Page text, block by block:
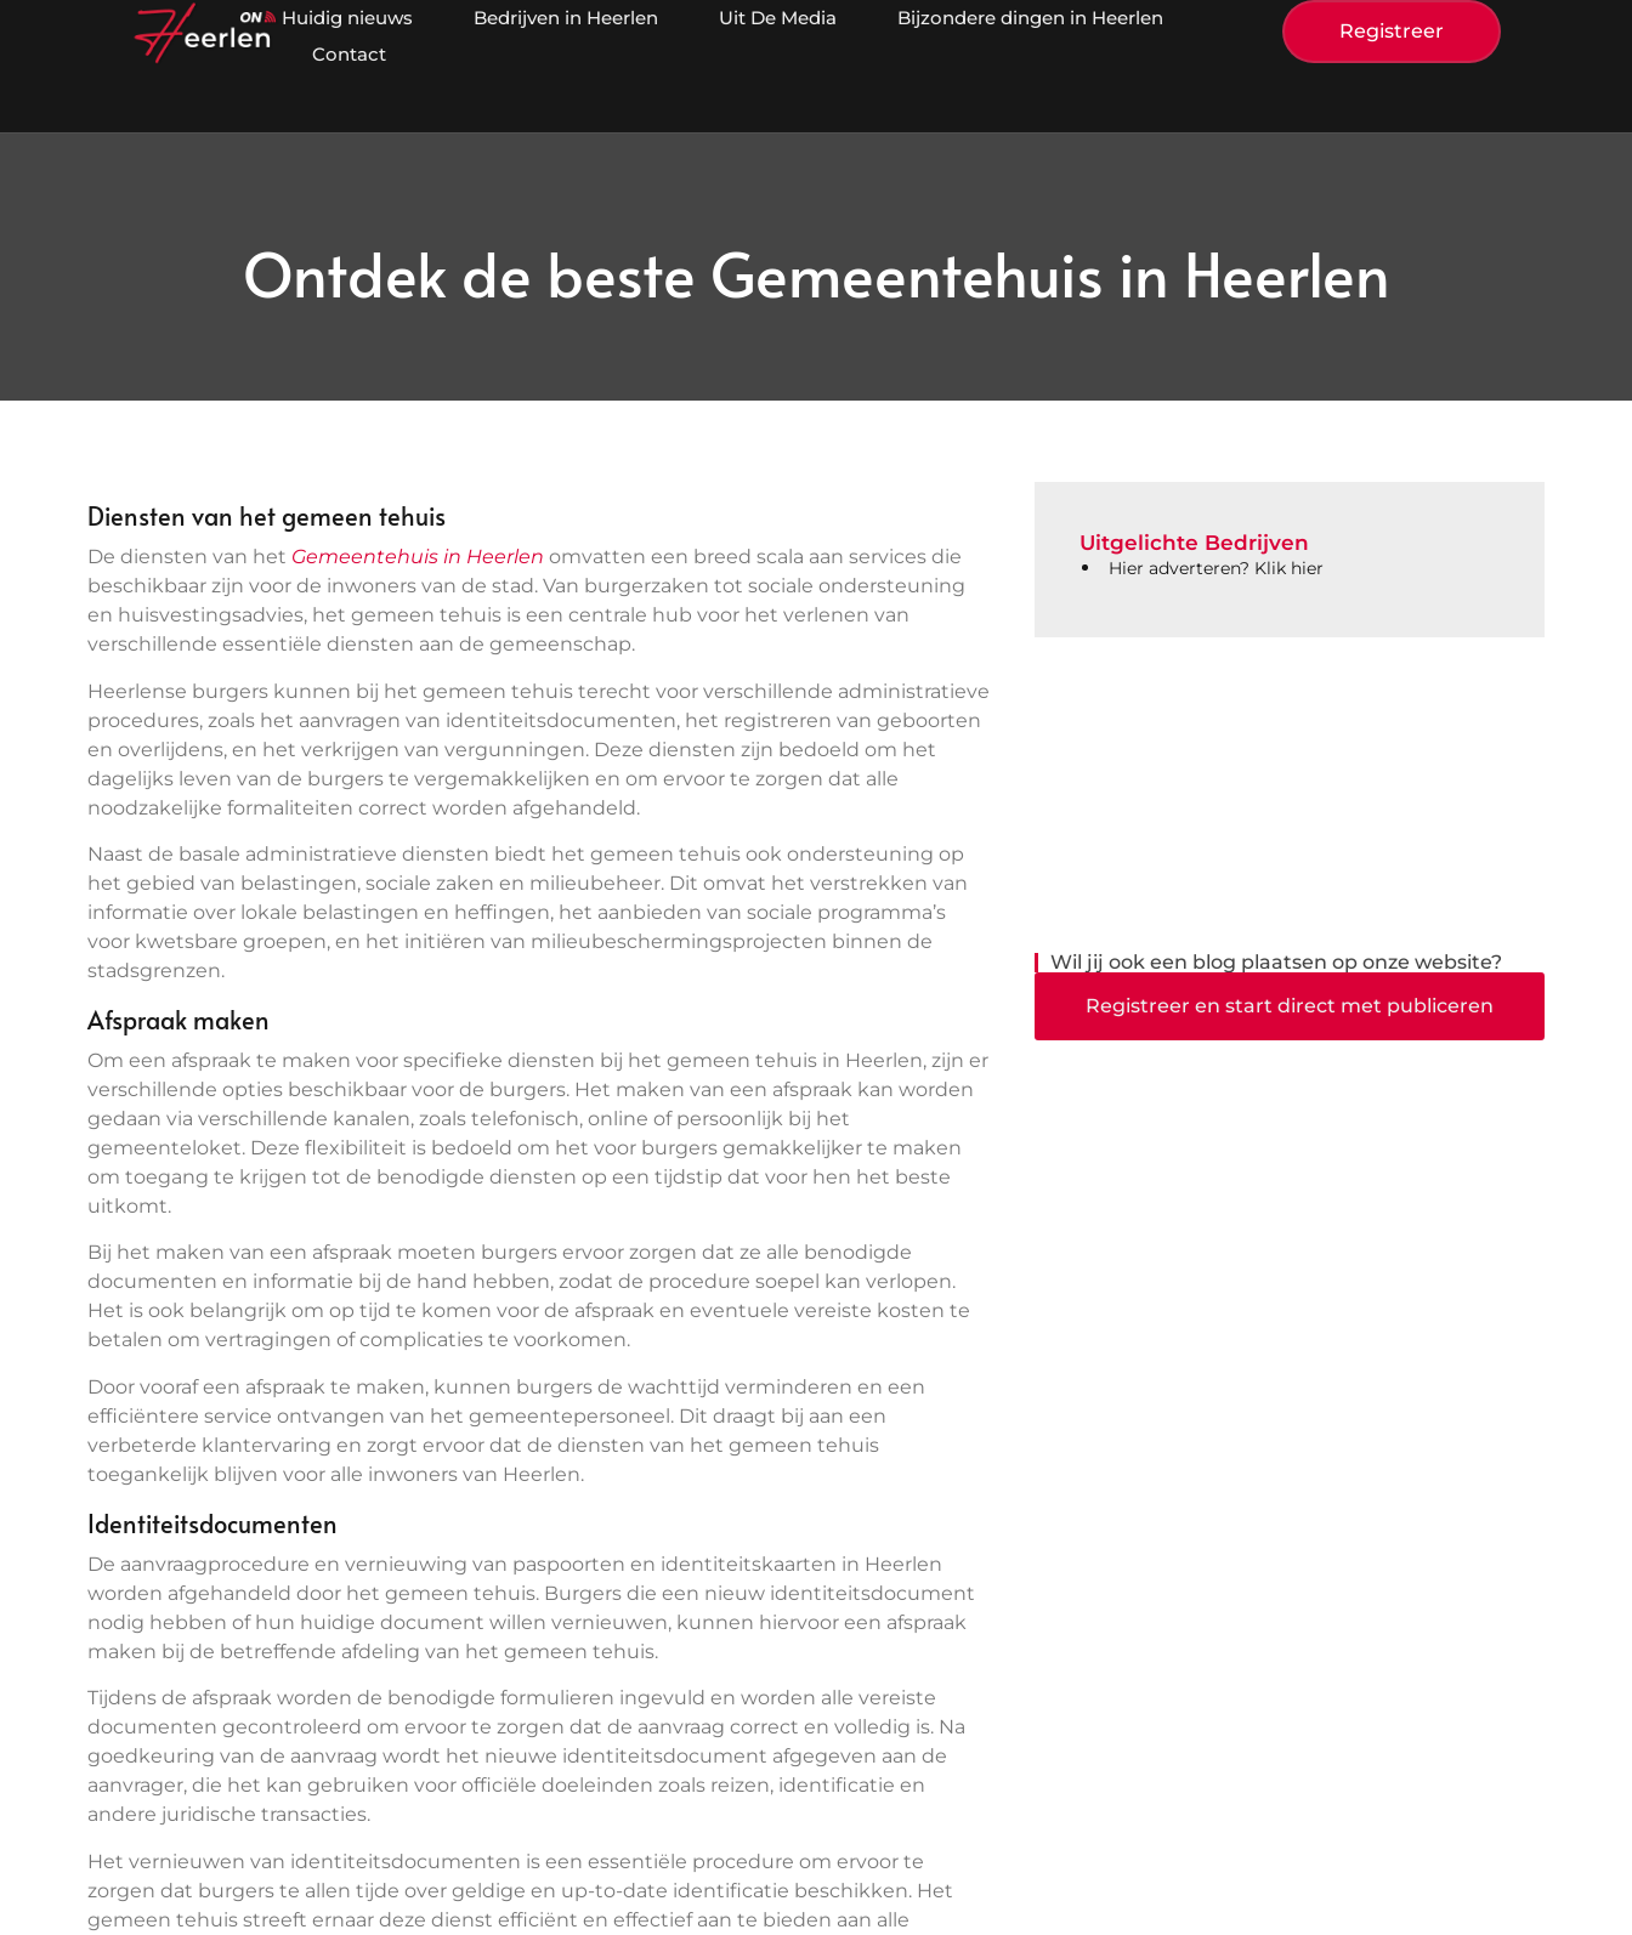
Huidig nieuws Bedrijven in Heerlen Uit De Media
Bijzondere dingen in Heerlen
Contact
Registreer
Ontdek de beste Gemeentehuis in Heerlen
Diensten van het gemeen tehuis
De diensten van het Gemeentehuis in Heerlen omvatten een breed scala aan services die
beschikbaar zijn voor de inwoners van de stad. Van burgerzaken tot sociale ondersteuning
en huisvestingsadvies, het gemeen tehuis is een centrale hub voor het verlenen van
verschillende essentiële diensten aan de gemeenschap.
Heerlense burgers kunnen bij het gemeen tehuis terecht voor verschillende administratieve
procedures, zoals het aanvragen van identiteitsdocumenten, het registreren van geboorten
en overlijdens, en het verkrijgen van vergunningen. Deze diensten zijn bedoeld om het
dagelijks leven van de burgers te vergemakkelijken en om ervoor te zorgen dat alle
noodzakelijke formaliteiten correct worden afgehandeld.
Naast de basale administratieve diensten biedt het gemeen tehuis ook ondersteuning op
het gebied van belastingen, sociale zaken en milieubeheer. Dit omvat het verstrekken van
informatie over lokale belastingen en heffingen, het aanbieden van sociale programma’s
voor kwetsbare groepen, en het initiëren van milieubeschermingsprojecten binnen de
stadsgrenzen.
Afspraak maken
Om een afspraak te maken voor specifieke diensten bij het gemeen tehuis in Heerlen, zijn er
verschillende opties beschikbaar voor de burgers. Het maken van een afspraak kan worden
gedaan via verschillende kanalen, zoals telefonisch, online of persoonlijk bij het
gemeenteloket. Deze flexibiliteit is bedoeld om het voor burgers gemakkelijker te maken
om toegang te krijgen tot de benodigde diensten op een tijdstip dat voor hen het beste
uitkomt.
Bij het maken van een afspraak moeten burgers ervoor zorgen dat ze alle benodigde
documenten en informatie bij de hand hebben, zodat de procedure soepel kan verlopen.
Het is ook belangrijk om op tijd te komen voor de afspraak en eventuele vereiste kosten te
betalen om vertragingen of complicaties te voorkomen.
Door vooraf een afspraak te maken, kunnen burgers de wachttijd verminderen en een
efficiëntere service ontvangen van het gemeentepersoneel. Dit draagt bij aan een
verbeterde klantervaring en zorgt ervoor dat de diensten van het gemeen tehuis
toegankelijk blijven voor alle inwoners van Heerlen.
Identiteitsdocumenten
De aanvraagprocedure en vernieuwing van paspoorten en identiteitskaarten in Heerlen
worden afgehandeld door het gemeen tehuis. Burgers die een nieuw identiteitsdocument
nodig hebben of hun huidige document willen vernieuwen, kunnen hiervoor een afspraak
maken bij de betreffende afdeling van het gemeen tehuis.
Tijdens de afspraak worden de benodigde formulieren ingevuld en worden alle vereiste
documenten gecontroleerd om ervoor te zorgen dat de aanvraag correct en volledig is. Na
goedkeuring van de aanvraag wordt het nieuwe identiteitsdocument afgegeven aan de
aanvrager, die het kan gebruiken voor officiële doeleinden zoals reizen, identificatie en
andere juridische transacties.
Het vernieuwen van identiteitsdocumenten is een essentiële procedure om ervoor te
zorgen dat burgers te allen tijde over geldige en up-to-date identificatie beschikken. Het
gemeen tehuis streeft ernaar deze dienst efficiënt en effectief aan te bieden aan alle
Uitgelichte Bedrijven
Hier adverteren? Klik hier
Wil jij ook een blog plaatsen op onze website?
Registreer en start direct met publiceren